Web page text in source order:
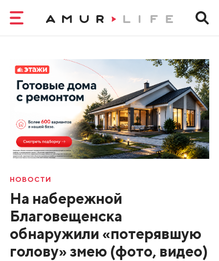
НОВОСТИ
На набережной
Благовещенска
обнаружили «потерявшую
голову» змею (фото, видео)